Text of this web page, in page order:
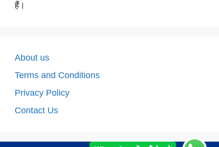
हैं।
About us
Terms and Conditions
Privacy Policy
Contact Us